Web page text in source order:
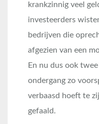
krankzinnig veel
investeerders
bedrijven die
afgezien van een
En nu dus ook
ondergang zo
verbaasd hoeft te
gefaald.